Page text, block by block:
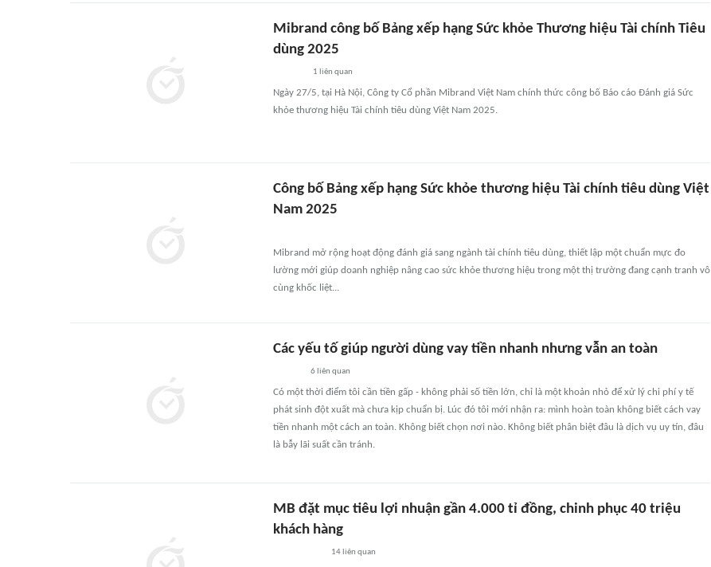
Mibrand công bố Bảng xếp hạng Sức khỏe Thương hiệu Tài chính Tiêu
dùng 2025
1 liên quan
Ngày 27/5, tại Hà Nội, Công ty Cổ phần Mibrand Việt Nam chính thức công bố Báo cáo Đánh giá Sức
khỏe thương hiệu Tài chính tiêu dùng Việt Nam 2025.
Công bố Bảng xếp hạng Sức khỏe thương hiệu Tài chính tiêu dùng Việt
Nam 2025
Mibrand mở rộng hoạt động đánh giá sang ngành tài chính tiêu dùng, thiết lập một chuẩn mực đo
lường mới giúp doanh nghiệp nâng cao sức khỏe thương hiệu trong một thị trường đang cạnh tranh vô
cùng khốc liệt...
Các yếu tố giúp người dùng vay tiền nhanh nhưng vẫn an toàn
6 liên quan
Có một thời điểm tôi cần tiền gấp - không phải số tiền lớn, chỉ là một khoản nhỏ để xử lý chi phí y tế
phát sinh đột xuất mà chưa kịp chuẩn bị. Lúc đó tôi mới nhận ra: mình hoàn toàn không biết cách vay
tiền nhanh một cách an toàn. Không biết chọn nơi nào. Không biết phân biệt đâu là dịch vụ uy tín, đâu
là bẫy lãi suất cần tránh.
MB đặt mục tiêu lợi nhuận gần 4.000 tỉ đồng, chinh phục 40 triệu
khách hàng
14liên quan